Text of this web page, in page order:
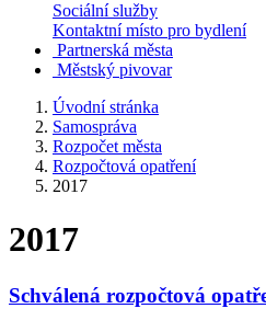
Sociální služby
Kontaktní místo pro bydlení
Partnerská města
Městský pivovar
Úvodní stránka
Samospráva
Rozpočet města
Rozpočtová opatření
2017
2017
Schválená rozpočtová